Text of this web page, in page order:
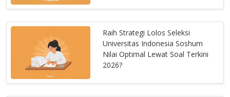
Raih Strategi Lolos Seleksi
Universitas Indonesia Soshum
Nilai Optimal Lewat Soal Terkini
2026?